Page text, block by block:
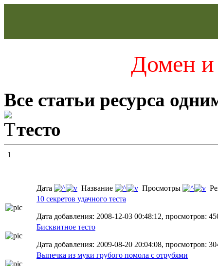
Домен и
Все статьи ресурса
тесто
1
Дата Название Просмотры
10 секретов удачного теста
Дата добавления: 2008-12-03 00:48:12, просмотров:
Бисквитное тесто
Дата добавления: 2009-08-20 20:04:08, просмотров:
Выпечка из муки грубого помола с отрубями